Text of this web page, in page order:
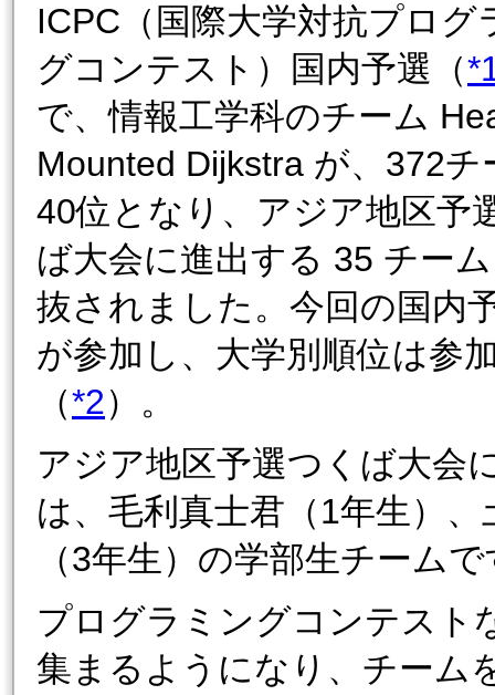
ICPC（国際大学対抗プログ
グコンテスト）国内予選（
で、情報工学科のチーム
Mounted Dijkstra が、372チ
40位となり、アジア地区予
ば大会に進出する 35 チー
抜されました。今回の国内
が参加し、大学別順位は参
（*2）。
アジア地区予選つくば大会
は、毛利真士君（1年生）
（3年生）の学部生チーム
プログラミングコンテスト
集まるようになり、チーム